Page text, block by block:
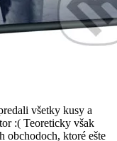
všetky kusy a
:( Teoreticky však
obchodoch, ktoré ešte